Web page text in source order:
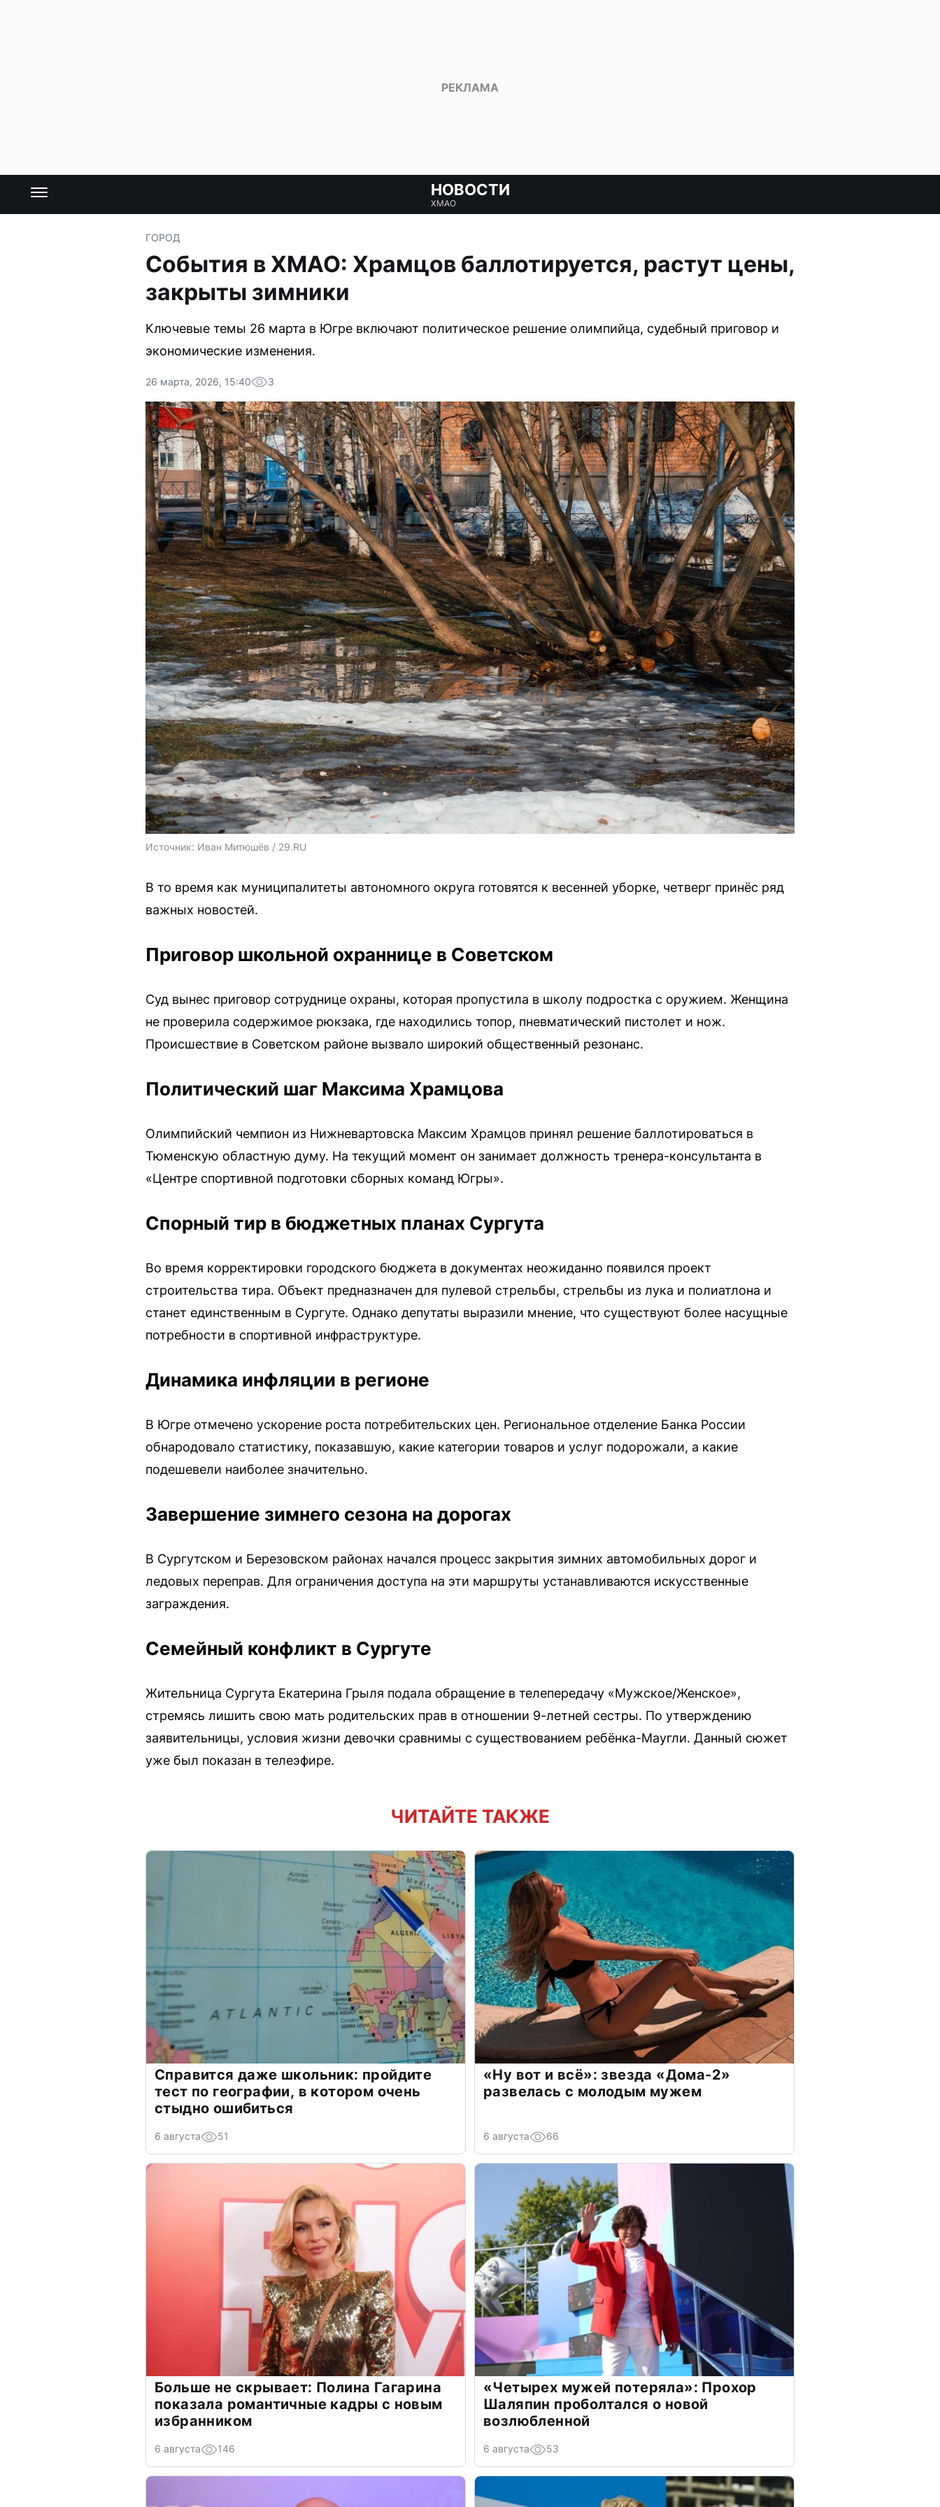
НОВОСТИ
ХМАО
ГОРОД
События в ХМАО: Храмцов баллотируется, растут цены,
закрыты зимники
Ключевые темы 26 марта в Югре включают политическое решение олимпийца, судебный приговор и
экономические изменения.
26 марта, 2026, 15:40 3
Источник: Иван Митюшёв / 29.RU
В то время как муниципалитеты автономного округа готовятся к весенней уборке, четверг принёс ряд
важных новостей.
Приговор школьной охраннице в Советском
Суд вынес приговор сотруднице охраны, которая пропустила в школу подростка с оружием. Женщина
не проверила содержимое рюкзака, где находились топор, пневматический пистолет и нож.
Происшествие в Советском районе вызвало широкий общественный резонанс.
Политический шаг Максима Храмцова
Олимпийский чемпион из Нижневартовска Максим Храмцов принял решение баллотироваться в
Тюменскую областную думу. На текущий момент он занимает должность тренера-консультанта в
«Центре спортивной подготовки сборных команд Югры».
Спорный тир в бюджетных планах Сургута
Во время корректировки городского бюджета в документах неожиданно появился проект
строительства тира. Объект предназначен для пулевой стрельбы, стрельбы из лука и полиатлона и
станет единственным в Сургуте. Однако депутаты выразили мнение, что существуют более насущные
потребности в спортивной инфраструктуре.
Динамика инфляции в регионе
В Югре отмечено ускорение роста потребительских цен. Региональное отделение Банка России
обнародовало статистику, показавшую, какие категории товаров и услуг подорожали, а какие
подешевели наиболее значительно.
Завершение зимнего сезона на дорогах
В Сургутском и Березовском районах начался процесс закрытия зимних автомобильных дорог и
ледовых переправ. Для ограничения доступа на эти маршруты устанавливаются искусственные
заграждения.
Семейный конфликт в Сургуте
Жительница Сургута Екатерина Грыля подала обращение в телепередачу «Мужское/Женское»,
стремясь лишить свою мать родительских прав в отношении 9-летней сестры. По утверждению
заявительницы, условия жизни девочки сравнимы с существованием ребёнка-Маугли. Данный сюжет
уже был показан в телеэфире.
ЧИТАЙТЕ ТАКЖЕ
Справится даже школьник: пройдите
тест по географии, в котором очень
стыдно ошибиться
6 августа 51
«Ну вот и всё»: звезда «Дома-2»
развелась с молодым мужем
6 августа 66
Больше не скрывает: Полина Гагарина
показала романтичные кадры с новым
избранником
6 августа 146
«Четырех мужей потеряла»: Прохор
Шаляпин проболтался о новой
возлюбленной
6 августа 53